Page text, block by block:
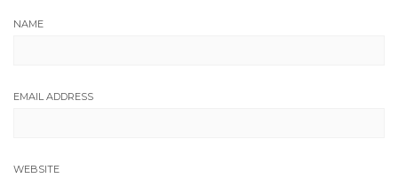
NAME
EMAIL ADDRESS
WEBSITE